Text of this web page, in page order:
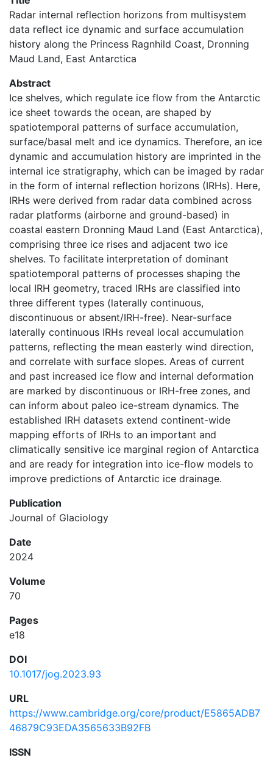
Radar internal reflection horizons from multisystem
data reflect ice dynamic and surface accumulation
history along the Princess Ragnhild Coast, Dronning
Maud Land, East Antarctica
Abstract
Ice shelves, which regulate ice flow from the Antarctic
ice sheet towards the ocean, are shaped by
spatiotemporal patterns of surface accumulation,
surface/basal melt and ice dynamics. Therefore, an ice
dynamic and accumulation history are imprinted in the
internal ice stratigraphy, which can be imaged by radar
in the form of internal reflection horizons (IRHs). Here,
IRHs were derived from radar data combined across
radar platforms (airborne and ground-based) in
coastal eastern Dronning Maud Land (East Antarctica),
comprising three ice rises and adjacent two ice
shelves. To facilitate interpretation of dominant
spatiotemporal patterns of processes shaping the
local IRH geometry, traced IRHs are classified into
three different types (laterally continuous,
discontinuous or absent/IRH-free). Near-surface
laterally continuous IRHs reveal local accumulation
patterns, reflecting the mean easterly wind direction,
and correlate with surface slopes. Areas of current
and past increased ice flow and internal deformation
are marked by discontinuous or IRH-free zones, and
can inform about paleo ice-stream dynamics. The
established IRH datasets extend continent-wide
mapping efforts of IRHs to an important and
climatically sensitive ice marginal region of Antarctica
and are ready for integration into ice-flow models to
improve predictions of Antarctic ice drainage.
Publication
Journal of Glaciology
Date
2024
Volume
70
Pages
e18
DOI
10.1017/jog.2023.93
URL
https://www.cambridge.org/core/product/E5865ADB7
46879C93EDA3565633B92FB
ISSN